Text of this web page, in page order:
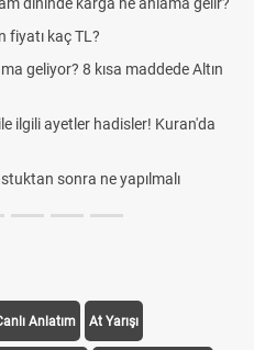
fiyatı kaç TL?
geliyor? 8 kısa maddede Altın
ile ilgili ayetler hadisler! Kuran'da
sonra ne yapılmalı
Anlatım At Yarışı